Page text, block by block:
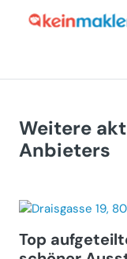
Weitere
Anbieters
Top